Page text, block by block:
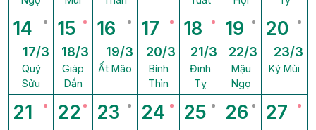
14
17/3
Quý
Sửu
15
18/3
Giáp
Dần
16
19/3
Ất Mão
17
20/3
Bính
Thìn
18
21/3
Đinh
Tỵ
19
22/3
Mậu
Ngọ
20
23/3
Kỷ Mùi
21 22 23 24 25 26 27